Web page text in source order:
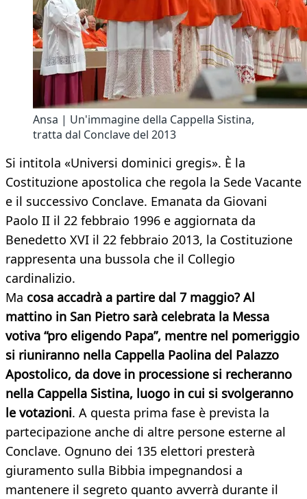
Ansa | Un'immagine della Cappella Sistina,
tratta dal Conclave del 2013
Si intitola «Universi dominici gregis». È la
Costituzione apostolica che regola la Sede Vacante
e il successivo Conclave. Emanata da Giovani
Paolo II il 22 febbraio 1996 e aggiornata da
Benedetto XVI il 22 febbraio 2013, la Costituzione
rappresenta una bussola che il Collegio
cardinalizio.
Ma cosa accadrà a partire dal 7 maggio? Al
mattino in San Pietro sarà celebrata la Messa
votiva “pro eligendo Papa”, mentre nel pomeriggio
si riuniranno nella Cappella Paolina del Palazzo
Apostolico, da dove in processione si recheranno
nella Cappella Sistina, luogo in cui si svolgeranno
le votazioni. A questa prima fase è prevista la
partecipazione anche di altre persone esterne al
Conclave. Ognuno dei 135 elettori presterà
giuramento sulla Bibbia impegnandosi a
mantenere il segreto quanto avverrà durante il